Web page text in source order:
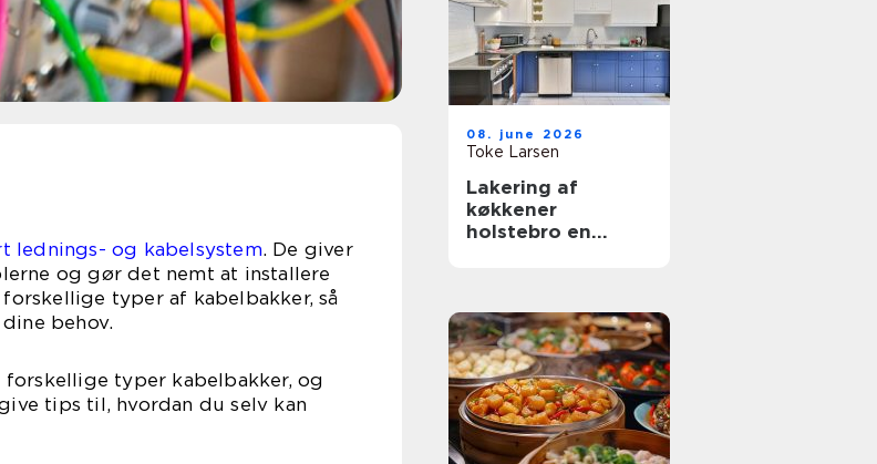
lednings- og kabelsystem. De giver
og gør det nemt at installere
typer af kabelbakker, så
behov.
typer kabelbakker, og
tips til, hvordan du selv kan
08. june 2026
Toke Larsen
Lakering af
køkkener
holstebro en